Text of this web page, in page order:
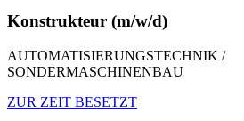
Konstrukteur (m/w/d)
AUTOMATISIERUNGSTECHNIK /
SONDERMASCHINENBAU
ZUR ZEIT BESETZT